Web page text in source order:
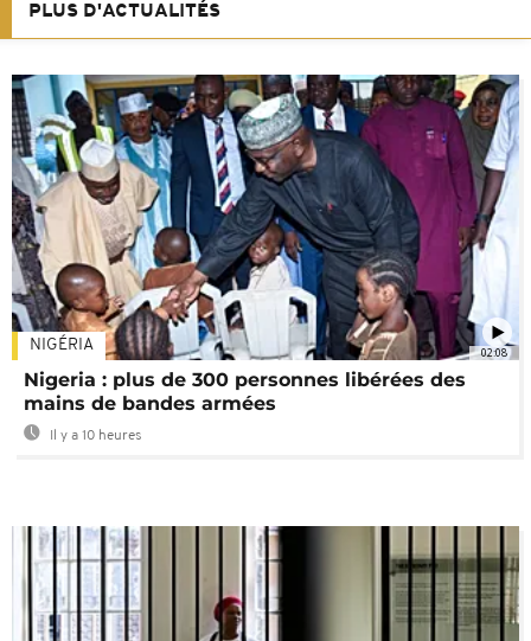
PLUS D'ACTUALITÉS
02:08
NIGÉRIA
Nigeria : plus de 300 personnes libérées des
mains de bandes armées
Il y a 10 heures